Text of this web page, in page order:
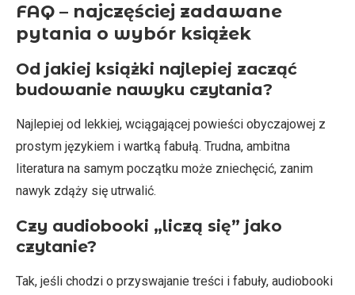
FAQ – najczęściej zadawane
pytania o wybór książek
Od jakiej książki najlepiej zacząć
budowanie nawyku czytania?
Najlepiej od lekkiej, wciągającej powieści obyczajowej z
prostym językiem i wartką fabułą. Trudna, ambitna
literatura na samym początku może zniechęcić, zanim
nawyk zdąży się utrwalić.
Czy audiobooki „liczą się” jako
czytanie?
Tak, jeśli chodzi o przyswajanie treści i fabuły, audiobooki